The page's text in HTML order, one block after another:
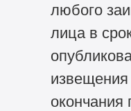
любого
лица в
окончания